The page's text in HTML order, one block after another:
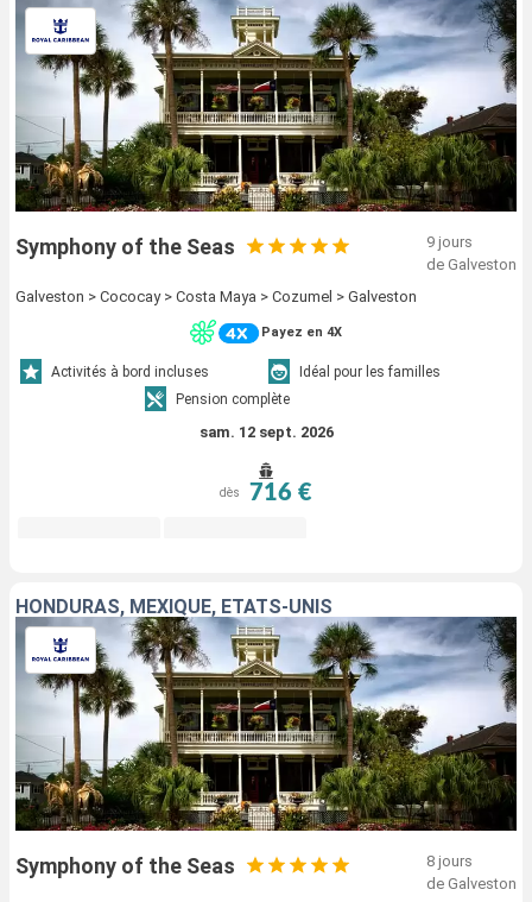
Symphony of the Seas
9 jours
de Galveston
Galveston > Cococay > Costa Maya > Cozumel > Galveston
Payez en 4X
Activités à bord incluses
Idéal pour les familles
Pension complète
sam. 12 sept. 2026
dès 716 €
HONDURAS, MEXIQUE, ÉTATS-UNIS
Symphony of the Seas
8 jours
de Galveston